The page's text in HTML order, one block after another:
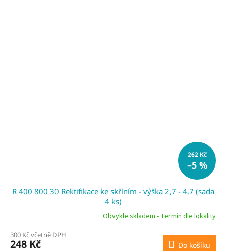
262 Kč
–5 %
R 400 800 30 Rektifikace ke skříním - výška 2,7 - 4,7 (sada
4 ks)
Obvykle skladem - Termín dle lokality
300 Kč včetně DPH
248 Kč Do košíku